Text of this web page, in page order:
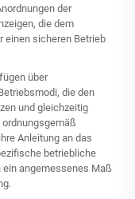
der
die dem
einen sicheren Betrieb
über
die den
und gleichzeitig
Anleitung an das
betriebliche
angemessenes Maß